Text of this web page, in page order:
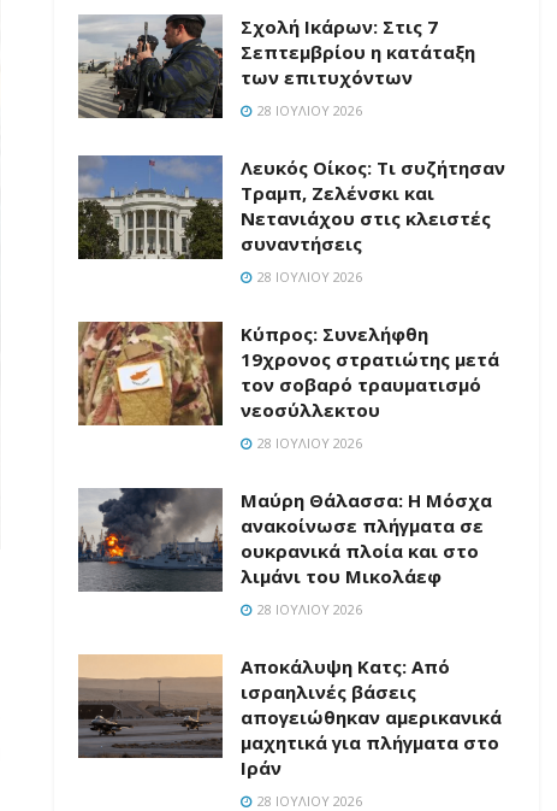
Σχολή Ικάρων: Στις 7
Σεπτεμβρίου η κατάταξη
των επιτυχόντων
28 ΙΟΥΛΊΟΥ 2026
Λευκός Οίκος: Τι συζήτησαν
Τραμπ, Ζελένσκι και
Νετανιάχου στις κλειστές
συναντήσεις
28 ΙΟΥΛΊΟΥ 2026
Κύπρος: Συνελήφθη
19χρονος στρατιώτης μετά
τον σοβαρό τραυματισμό
νεοσύλλεκτου
28 ΙΟΥΛΊΟΥ 2026
Μαύρη Θάλασσα: Η Μόσχα
ανακοίνωσε πλήγματα σε
ουκρανικά πλοία και στο
λιμάνι του Μικολάεφ
28 ΙΟΥΛΊΟΥ 2026
Αποκάλυψη Κατς: Από
ισραηλινές βάσεις
απογειώθηκαν αμερικανικά
μαχητικά για πλήγματα στο
Ιράν
28 ΙΟΥΛΊΟΥ 2026